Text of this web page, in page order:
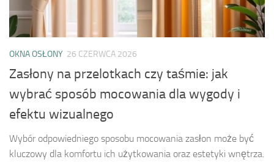
OKNA OSŁONY 26 CZERWCA 2026
Zasłony na przelotkach czy taśmie: jak
wybrać sposób mocowania dla wygody i
efektu wizualnego
Wybór odpowiedniego sposobu mocowania zasłon może być
kluczowy dla komfortu ich użytkowania oraz estetyki wnętrza.